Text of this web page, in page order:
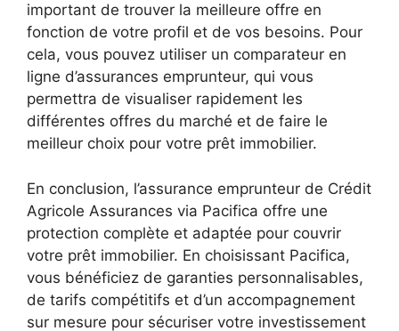
important de trouver la meilleure offre en
fonction de votre profil et de vos besoins. Pour
cela, vous pouvez utiliser un comparateur en
ligne d’assurances emprunteur, qui vous
permettra de visualiser rapidement les
différentes offres du marché et de faire le
meilleur choix pour votre prêt immobilier.
En conclusion, l’assurance emprunteur de Crédit
Agricole Assurances via Pacifica offre une
protection complète et adaptée pour couvrir
votre prêt immobilier. En choisissant Pacifica,
vous bénéficiez de garanties personnalisables,
de tarifs compétitifs et d’un accompagnement
sur mesure pour sécuriser votre investissement